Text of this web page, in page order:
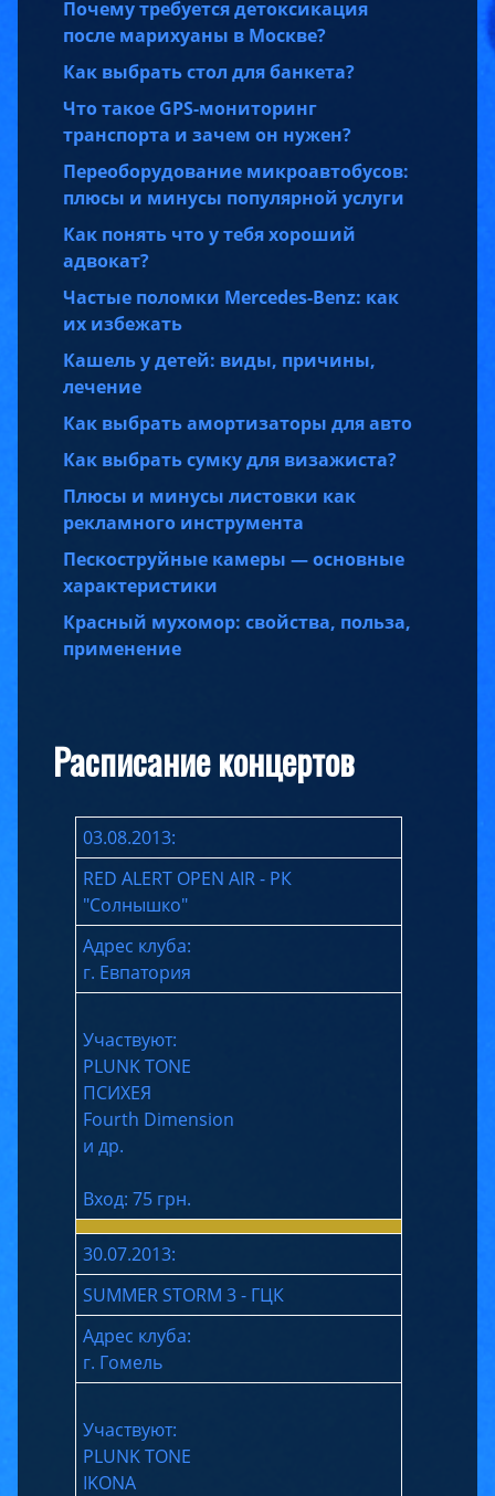
Почему требуется детоксикация
после марихуаны в Москве?
Как выбрать стол для банкета?
Что такое GPS-мониторинг
транспорта и зачем он нужен?
Переоборудование микроавтобусов:
плюсы и минусы популярной услуги
Как понять что у тебя хороший
адвокат?
Частые поломки Mercedes-Benz: как
их избежать
Кашель у детей: виды, причины,
лечение
Как выбрать амортизаторы для авто
Как выбрать сумку для визажиста?
Плюсы и минусы листовки как
рекламного инструмента
Пескоструйные камеры — основные
характеристики
Красный мухомор: свойства, польза,
применение
Расписание концертов
03.08.2013:
RED ALERT OPEN AIR - РК
"Солнышко"
Адрес клуба:
г. Евпатория
Участвуют:
PLUNK TONE
ПСИХЕЯ
Fourth Dimension
и др.
Вход: 75 грн.
30.07.2013:
SUMMER STORM 3 - ГЦК
Адрес клуба:
г. Гомель
Участвуют:
PLUNK TONE
IKONA